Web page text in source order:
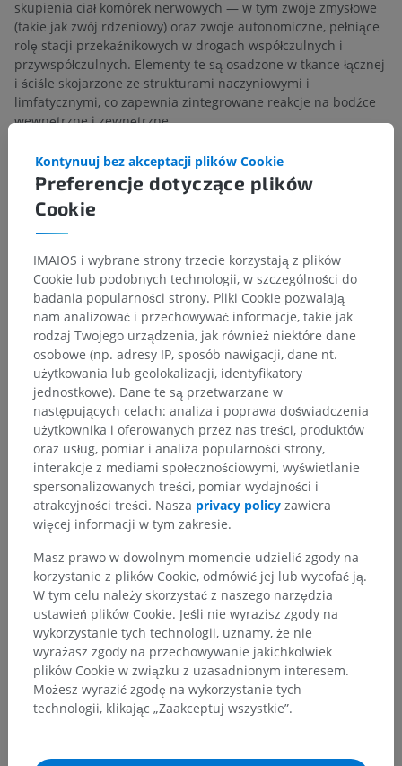
skupienia ciał komórek nerwowych — w tym zwoje zmysłowe
(takie jak zwój rdzeniowy) oraz zwoje autonomiczne, pełniące
rolę stacji przekaźnikowych w drogach współczulnych i
przywspółczulnych. Elementy te są osadzone w tkance łącznej
i ściśle skojarzone ze strukturami naczyniowymi i
limfatycznymi, co zapewnia zintegrowane reakcje na bodźce
wewnętrzne i zewnętrzne.
Czy jest jakiś problem z tym tłumaczeniem?
König HE, Liebich HG.Veterinary Anatomy of Domestic Mammals:
Textbook and Colour Atlas. 6th ed. Stuttgart: Thieme; 2020.
Dyce KM, Sack WO, Wensing CJG.Textbook of Veterinary Anatomy. 5th ed.
St. Louis: Elsevier; 2017.
Evans HE, de Lahunta A. Miller’s Anatomy of the Dog. 5th ed. St. Louis:
Elsevier; 2020.
Hierarchia anatomiczna
Anatomia weterynaryjna
Układ nerwowy> Obwodowy układ nerwowy
Powiązane struktury:
Nerwy czaszkowe
Nerwy rdzeniowe
Terminy ogólne
Preferencje dotyczące plików
Cookie
Kontynuuj bez akceptacji plików Cookie
IMAIOS i wybrane strony trzecie korzystają z plików
Cookie lub podobnych technologii, w szczególności do
badania popularności strony. Pliki Cookie pozwalają
nam analizować i przechowywać informacje, takie jak
rodzaj Twojego urządzenia, jak również niektóre dane
osobowe (np. adresy IP, sposób nawigacji, dane nt.
użytkowania lub geolokalizacji, identyfikatory
jednostkowe). Dane te są przetwarzane w
następujących celach: analiza i poprawa doświadczenia
użytkownika i oferowanych przez nas treści, produktów
oraz usług, pomiar i analiza popularności strony,
interakcje z mediami społecznościowymi, wyświetlanie
spersonalizowanych treści, pomiar wydajności i
atrakcyjności treści. Nasza privacy policy zawiera
więcej informacji w tym zakresie.
Masz prawo w dowolnym momencie udzielić zgody na
korzystanie z plików Cookie, odmówić jej lub wycofać ją.
W tym celu należy skorzystać z naszego narzędzia
ustawień plików Cookie. Jeśli nie wyrazisz zgody na
wykorzystanie tych technologii, uznamy, że nie
wyrażasz zgody na przechowywanie jakichkolwiek
plików Cookie w związku z uzasadnionym interesem.
Możesz wyrazić zgodę na wykorzystanie tych
technologii, klikając „Zaakceptuj wszystkie”.